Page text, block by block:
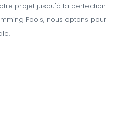
projet jusqu'à la perfection.
Pools, nous optons pour